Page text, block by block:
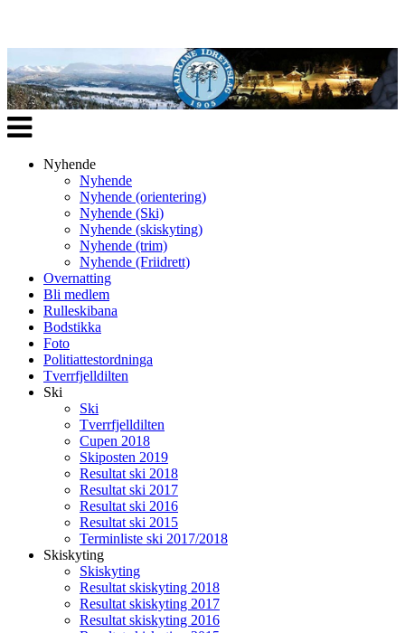
Veksle
navigasjon
Nyhende
Nyhende
Nyhende (orientering)
Nyhende (Ski)
Nyhende (skiskyting)
Nyhende (trim)
Nyhende (Friidrett)
Overnatting
Bli medlem
Rulleskibana
Bodstikka
Foto
Politiattestordninga
Tverrfjelldilten
Ski
Ski
Tverrfjelldilten
Cupen 2018
Skiposten 2019
Resultat ski 2018
Resultat ski 2017
Resultat ski 2016
Resultat ski 2015
Terminliste ski 2017/2018
Skiskyting
Skiskyting
Resultat skiskyting 2018
Resultat skiskyting 2017
Resultat skiskyting 2016